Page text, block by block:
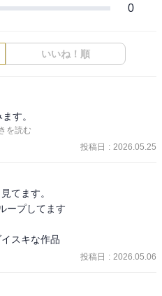
0
いいね！順
す。
古本屋でまとめ買いしました。
言われてたので……。
ち。
ハウスから脱出する漫画です。
す。
を読む
投稿日 : 2026.05.25
てます。
ープしてます
スキな作品
投稿日 : 2026.05.06